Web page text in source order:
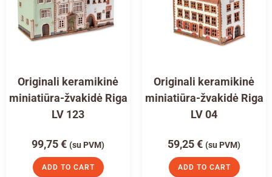
Originali keramikinė
miniatiūra-žvakidė Riga
LV 123
99,75€ (su PVM)
ADD TO CART
Originali keramikinė
miniatiūra-žvakidė Riga
LV 04
59,25€ (su PVM)
ADD TO CART